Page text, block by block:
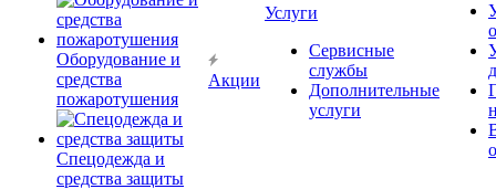
Оборудование и
средства
пожаротушения
Спецодежда и
средства защиты
Акции
Услуги
Сервисные
службы
Дополнительные
услуги